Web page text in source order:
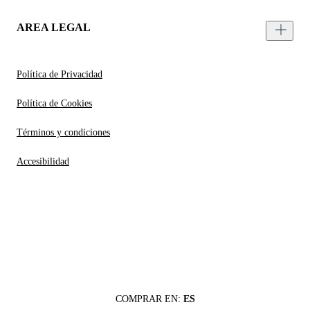
AREA LEGAL
Política de Privacidad
Política de Cookies
Términos y condiciones
Accesibilidad
COMPRAR EN: ES